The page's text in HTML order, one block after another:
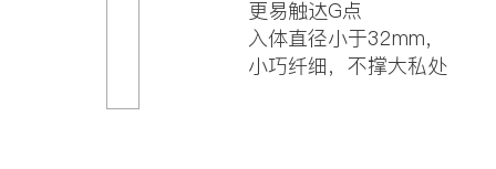
更易触达G点
入体直径小于32mm，
小巧纤细，不撑大私处